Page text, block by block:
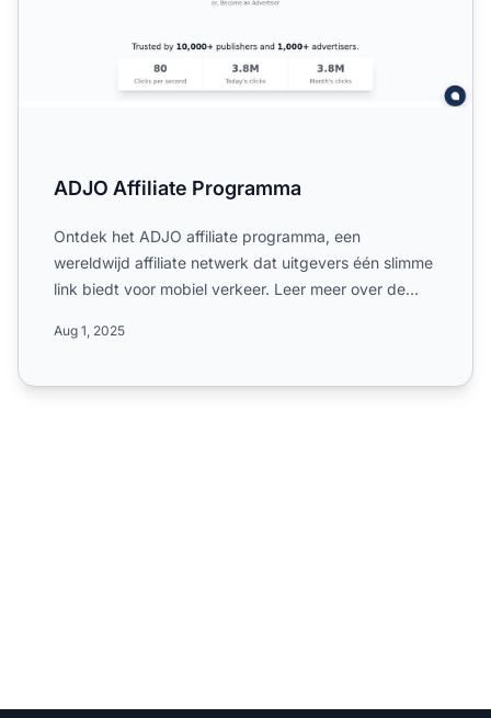
ADJO Affiliate Programma
Ontdek het ADJO affiliate programma, een
wereldwijd affiliate netwerk dat uitgevers één slimme
link biedt voor mobiel verkeer. Leer meer over de
Aug 1, 2025